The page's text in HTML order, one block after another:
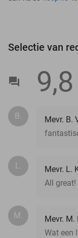
Selectie van
9,8
B.
Mevr. B.
L.
Mevr. L.
All
M.
Mevr. M.
Wat een